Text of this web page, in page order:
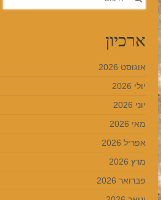
את:
ארכיון
אוגוסט 2026
יולי 2026
יוני 2026
מאי 2026
אפריל 2026
מרץ 2026
פברואר 2026